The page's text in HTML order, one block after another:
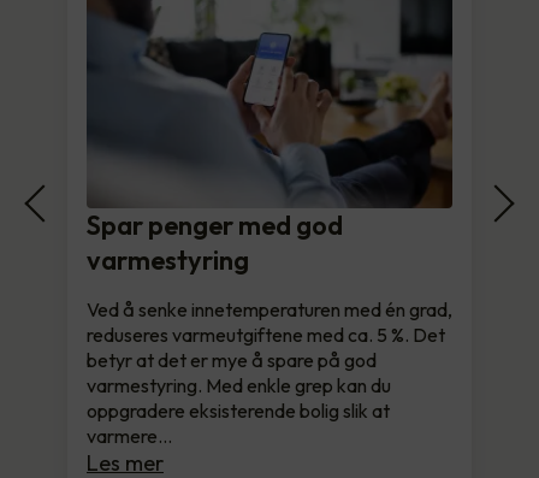
Spar penger med god
varmestyring
Ved å senke innetemperaturen med én grad,
reduseres varmeutgiftene med ca. 5 %. Det
betyr at det er mye å spare på god
varmestyring. Med enkle grep kan du
oppgradere eksisterende bolig slik at
varmere…
Les mer